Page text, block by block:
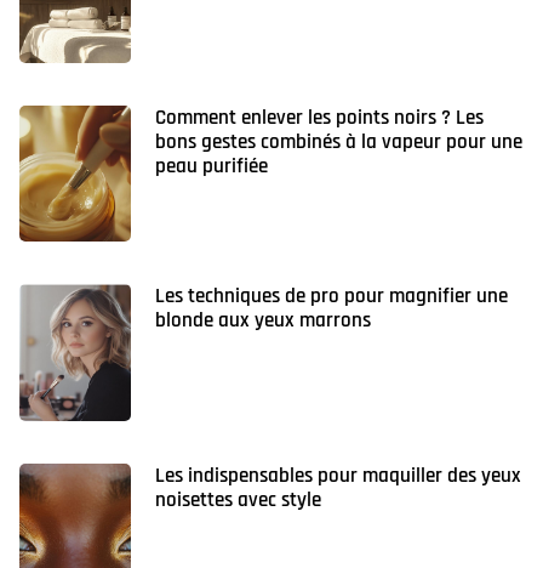
Comment enlever les points noirs ? Les
bons gestes combinés à la vapeur pour une
peau purifiée
Les techniques de pro pour magnifier une
blonde aux yeux marrons
Les indispensables pour maquiller des yeux
noisettes avec style